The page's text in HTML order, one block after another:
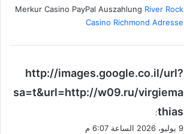
Merkur Casino PayPal Auszahlung River Rock
Casino Richmond Adresse
ي
و
ل
http://images.google.co.il/url?
sa=t&url=http://w09.ru/virgiema
thias
:
9 يوليو، 2026 الساعة 6:07 م